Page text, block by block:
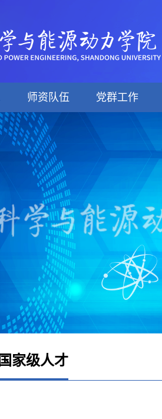
师资队伍 党群工作
国家级人才